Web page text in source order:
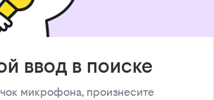
ввод в поиске
микрофона, произнесите